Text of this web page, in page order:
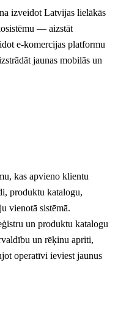
izveidot Latvijas lielākās
— aizstāt
e-komercijas platformu
jaunas mobilās un
kas apvieno klientu
produktu katalogu,
vienotā sistēmā.
un produktu katalogu
un rēķinu apriti,
operatīvi ieviest jaunus